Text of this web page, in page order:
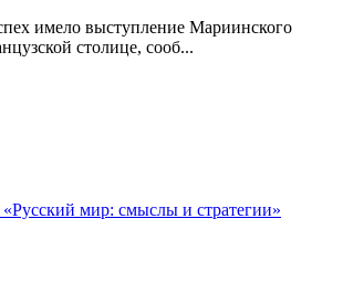
имело выступление Мариинского
столице, сооб...
мир: смыслы и стратегии»